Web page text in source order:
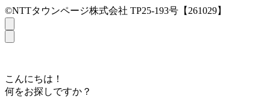
©NTTタウンページ株式会社 TP25-193号【261029】
こんにちは！
何をお探しですか？